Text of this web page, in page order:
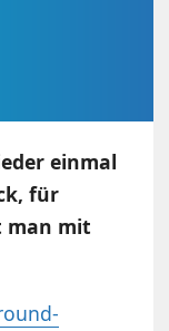
einmal
für
man mit